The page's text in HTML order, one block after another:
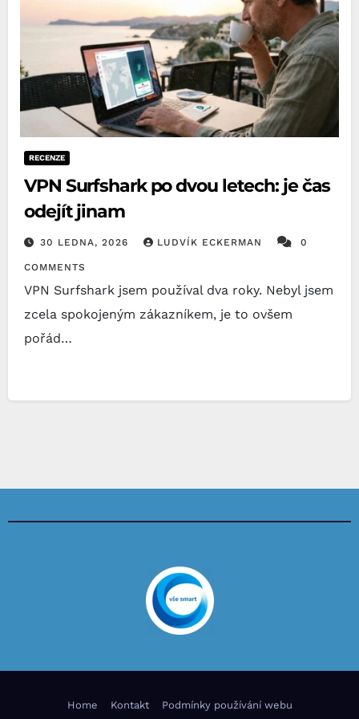
RECENZE
VPN Surfshark po dvou letech: je čas
odejít jinam
30 LEDNA, 2026 LUDVÍK ECKERMAN 0
COMMENTS
VPN Surfshark jsem používal dva roky. Nebyl jsem
zcela spokojeným zákazníkem, je to ovšem
pořád…
Home Kontakt Podmínky používání webu